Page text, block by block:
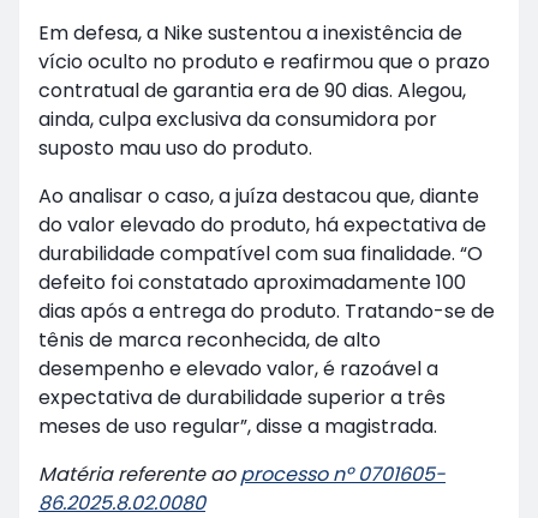
Em defesa, a Nike sustentou a inexistência de
vício oculto no produto e reafirmou que o prazo
contratual de garantia era de 90 dias. Alegou,
ainda, culpa exclusiva da consumidora por
suposto mau uso do produto.
Ao analisar o caso, a juíza destacou que, diante
do valor elevado do produto, há expectativa de
durabilidade compatível com sua finalidade. “O
defeito foi constatado aproximadamente 100
dias após a entrega do produto. Tratando-se de
tênis de marca reconhecida, de alto
desempenho e elevado valor, é razoável a
expectativa de durabilidade superior a três
meses de uso regular”, disse a magistrada.
Matéria referente aoprocesso nº 0701605-
86.2025.8.02.0080